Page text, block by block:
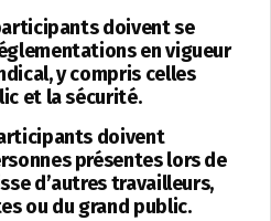
doivent se
en vigueur
y compris celles
et la sécurité.
doivent
présentes lors de
d’autres travailleurs,
ou du grand public.